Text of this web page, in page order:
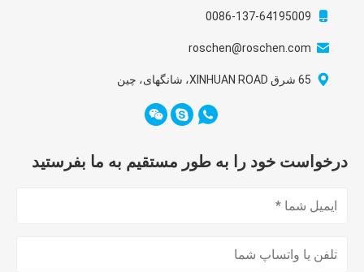
0086-137-64195009
roschen@roschen.com
65 شرق XINHUAN ROAD، شانگهای، چین
درخواست خود را به طور مستقیم به ما بفرستید